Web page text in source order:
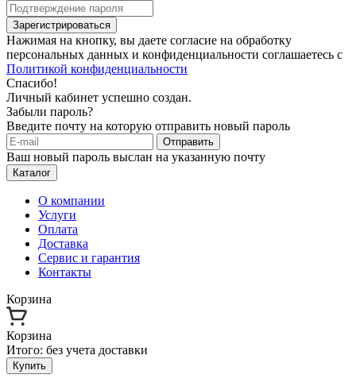
Зарегистрироваться
Нажимая на кнопку, вы даете согласие на обработку
персональных данных и конфиденциальности соглашаетесь с
Политикой конфиденциальности
Спасибо!
Личный кабинет успешно создан.
Забыли пароль?
Введите почту на которую отправить новый пароль
Отправить
Ваш новый пароль выслан на указанную почту
Каталог
О компании
Услуги
Оплата
Доставка
Сервис и гарантия
Контакты
Корзина
Корзина
Итого: без учета доставки
Купить